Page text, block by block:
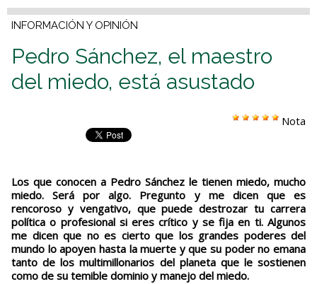
INFORMACIÓN Y OPINIÓN
Pedro Sánchez, el maestro
del miedo, está asustado
Nota
Los que conocen a Pedro Sánchez le tienen miedo, mucho
miedo. Será por algo. Pregunto y me dicen que es
rencoroso y vengativo, que puede destrozar tu carrera
política o profesional si eres crítico y se fija en ti. Algunos
me dicen que no es cierto que los grandes poderes del
mundo lo apoyen hasta la muerte y que su poder no emana
tanto de los multimillonarios del planeta que le sostienen
como de su temible dominio y manejo del miedo.